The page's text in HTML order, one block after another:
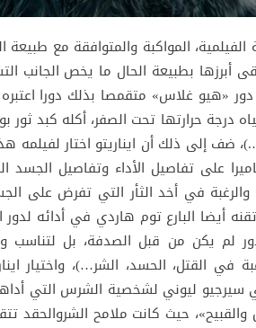
المواكبة والمتوافقة مع طبيعة
أبرزها بطبيعة الحال ما يخص الجانب
دور «هيو غلاس» متقمصا بذلك دورا
درجة حرارتها تحت الصفر، أكله كبد
ضف إلى ذلك أن ايناريتو اختار لفيلمه
على تفاصيل الأداء وتفاصيل
في أخد الثأر التي تفرض على
أيضا البارع توم هاردي في أدائه لدور
لم يكن من قبل الصدفة، بل
في القتل، الحسد، الشر…)، واختيار
سيرجيو ليوني لشخصية الشرس التي
حيث كانت ملامح الشروالحقد